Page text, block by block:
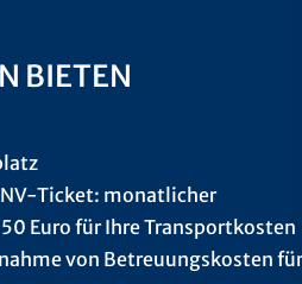
BIETEN
Ticket: monatlicher
Euro für Ihre Transportkosten
von Betreuungskosten für